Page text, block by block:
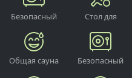
Безопасный
Стол для
тенниса
Общая сауна Безопасный